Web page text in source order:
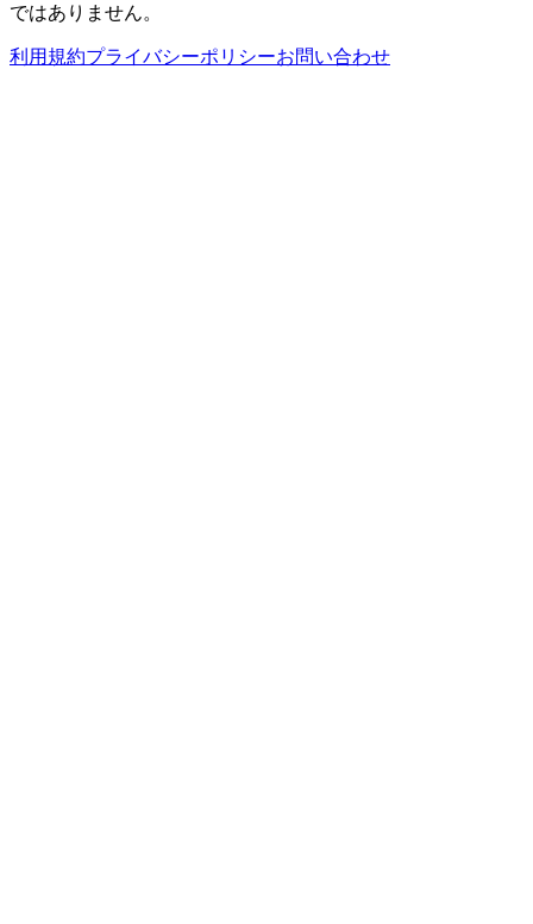
ではありません。
利用規約プライバシーポリシーお問い合わせ